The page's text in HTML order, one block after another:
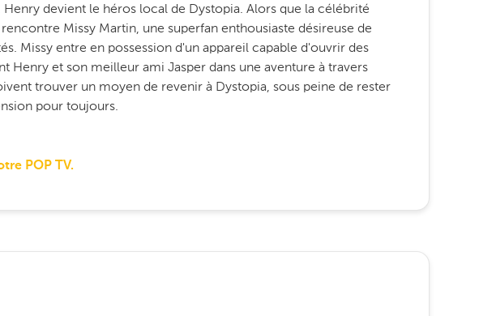
devient le héros local de Dystopia. Alors que la célébrité
Missy Martin, une superfan enthousiaste désireuse de
Missy entre en possession d'un appareil capable d'ouvrir des
Henry et son meilleur ami Jasper dans une aventure à travers
trouver un moyen de revenir à Dystopia, sous peine de rester
pour toujours.
POP TV.